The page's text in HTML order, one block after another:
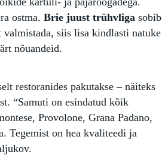
ostma.Brie juust trühvliga sobib
valmistada, siis lisa kindlasti natuke
nõuandeid.
restoranides pakutakse – näiteks
“Samuti on esindatud kõik
Provolone, Grana Padano,
Tegemist on hea kvaliteedi ja